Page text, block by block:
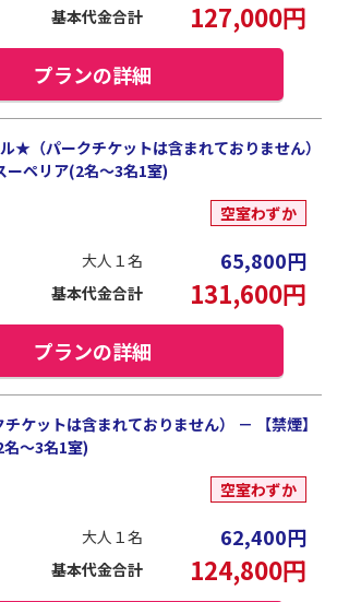
基本代金合計 127,000円
プランの詳細
★（パークチケットは含まれておりません）
ペリア(2名～3名1室)
空室わずか
大人１名 65,800円
基本代金合計 131,600円
プランの詳細
ケットは含まれておりません） － 【禁煙】
～3名1室)
空室わずか
大人１名 62,400円
基本代金合計 124,800円